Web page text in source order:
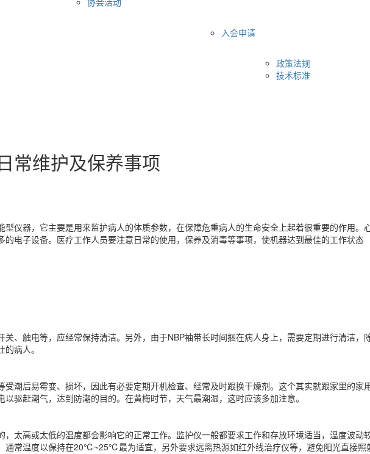
入会申请
政策法规
技术标准
常维护及保养事项
型仪器，它主要是用来监护病人的体质参数，在保障危重病人的生命安全上起着很重要的作用。
的电子设备。医疗工作人员要注意日常的使用，保养及消毒等事项，使机器达到最佳的工作状态
关、触电等，应经常保持清洁。另外，由于NBP袖带长时间捆在病人身上，需要定期进行清洁，
病人。
受潮后易霉变、损坏，因此有必要定期开机检查、经常及时跟换干燥剂。这个其实就跟家里的家
驱赶潮气，达到防潮的目的。在黄梅时节，天气最潮湿，这时应该多加注意。
，太高或太低的温度都会影响它的正常工作。监护仪一般都要求工作和存放环境适当，温度波动
通常温度以保持在20℃~25℃最为适宜，另外要求远离热源如红外线治疗仪等，避免阳光直接照